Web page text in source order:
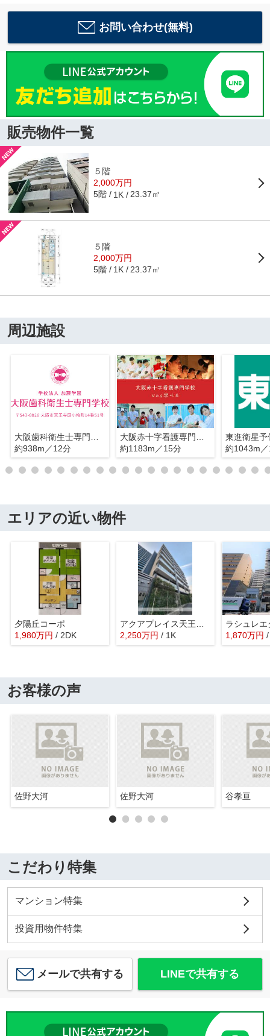
お問い合わせ(無料)
販売物件一覧
５階
2,000万円
5階 1K 23.37㎡
５階
2,000万円
5階 1K 23.37㎡
周辺施設
約938m／12分
約1183m／15分
約1043m
エリアの近い物件
夕陽丘コーポ
1,980万円 / 2DK
2,250万円 / 1K
ラシュレ
1,870万円
お客様の声
佐野大河 佐野大河 谷孝亘
こだわり特集
マンション特集
投資用物件特集
メールで共有する LINEで共有する